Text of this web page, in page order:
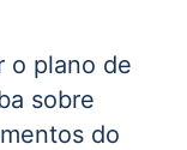
o plano de
sobre
do